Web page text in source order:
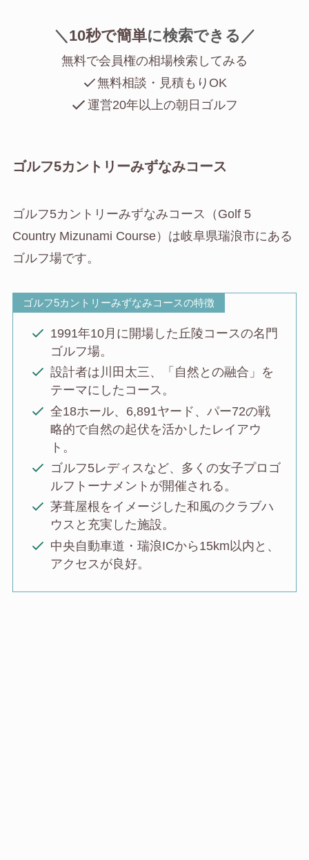
＼ 10秒で簡単に検索できる／
無料で会員権の相場検索してみる
無料相談・見積もりOK
運営20年以上の朝日ゴルフ
ゴルフ5カントリーみずなみコース
ゴルフ5カントリーみずなみコース（Golf 5
Country Mizunami Course）は岐阜県瑞浪市にある
ゴルフ場です。
ゴルフ5カントリーみずなみコースの特徴
1991年10月に開場した丘陵コースの名門
ゴルフ場。
設計者は川田太三、「自然との融合」を
テーマにしたコース。
全18ホール、6,891ヤード、パー72の戦
略的で自然の起伏を活かしたレイアウ
ト。
ゴルフ5レディスなど、多くの女子プロゴ
ルフトーナメントが開催される。
茅葺屋根をイメージした和風のクラブハ
ウスと充実した施設。
中央自動車道・瑞浪ICから15km以内と、
アクセスが良好。